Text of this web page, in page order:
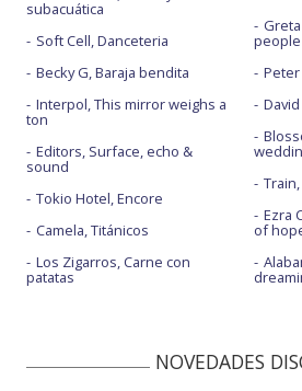
subacuática
Soft Cell, Danceteria
Becky G, Baraja bendita
Interpol, This mirror weighs a
ton
Editors, Surface, echo &
sound
Tokio Hotel, Encore
Camela, Titánicos
Los Zigarros, Carne con
patatas
people
Ezra
of
NOVEDADES